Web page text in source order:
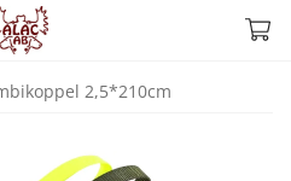
2,5*210cm